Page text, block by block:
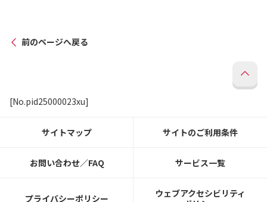
前のページへ戻る
[No.pid25000023xu]
サイトマップ サイトのご利用条件
お問い合わせ／FAQ サービス一覧
プライバシーポリシー
ウェブアクセシビリティ